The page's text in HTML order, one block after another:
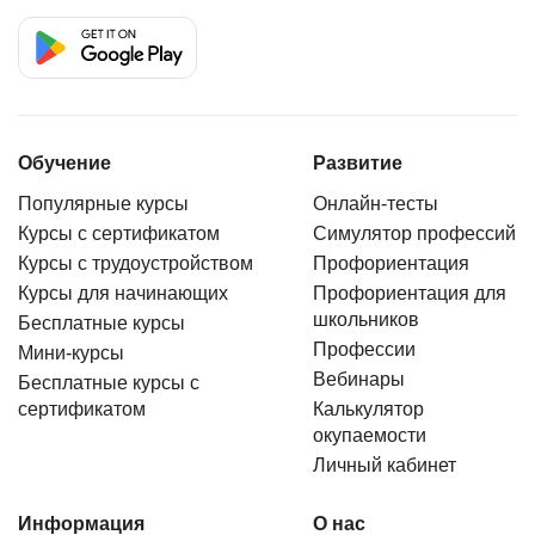
Обучение
Популярные курсы
Курсы с сертификатом
Курсы с трудоустройством
Курсы для начинающих
Бесплатные курсы
Мини-курсы
Бесплатные курсы с
сертификатом
Развитие
Онлайн-тесты
Симулятор профессий
Профориентация
Профориентация для
школьников
Профессии
Вебинары
Калькулятор
окупаемости
Личный кабинет
Информация О нас